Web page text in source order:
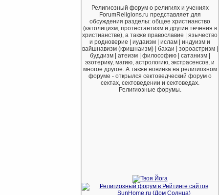
Религиозный форум о религиях и учениях
ForumReligions.ru представляет для
обсуждения разделы: общее христианство
(католицизм, протестантизм и другие течения в
христианстве), а также православие | язычество
и родноверие | иудаизм | ислам | индуизм и
вайшнавизм (кришнаизм) | бахаи | зороастризм |
буддизм | атеизм | философию | сатанизм |
эзотерику, магию, астрологию, экстрасенсов, и
многое другое. А также новинка на религиозном
форуме - открылся сектоведческий форум о
сектах, сектоведении и сектоведах.
Религиозные форумы.